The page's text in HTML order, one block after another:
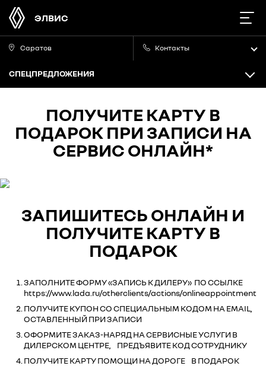
ЭЛВИС
Саратов Контакты
СПЕЦПРЕДЛОЖЕНИЯ
ПОЛУЧИТЕ КАРТУ В
ПОДАРОК ПРИ ЗАПИСИ НА
СЕРВИС ОНЛАЙН*
ЗАПИШИТЕСЬ ОНЛАЙН И
ПОЛУЧИТЕ КАРТУ В
ПОДАРОК
ЗАПОЛНИТЕ ФОРМУ«ЗАПИСЬ К ДИЛЕРУ» ПО ССЫЛКЕ
https://www.lada.ru/otherclients/actions/onlineappointment
ПОЛУЧИТЕ КУПОН СО СПЕЦИАЛЬНЫМ КОДОМ НА EMAIL,
ОСТАВЛЕННЫЙ ПРИ ЗАПИСИ
ОФОРМИТЕ ЗАКАЗ-НАРЯД НА СЕРВИСНЫЕ УСЛУГИ В
ДИЛЕРСКОМ ЦЕНТРЕ, ПРЕДЪЯВИТЕ КОД СОТРУДНИКУ
ПОЛУЧИТЕ КАРТУ ПОМОЩИ НА ДОРОГЕ В ПОДАРОК